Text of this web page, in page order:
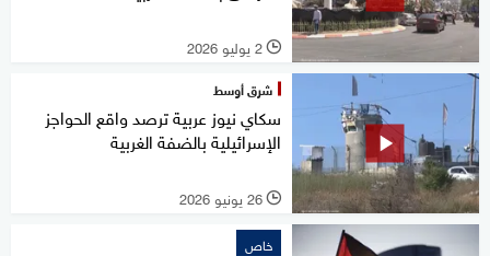
l 2 يوليو 2026
شرق أوسط
سكاي نيوز عربية ترصد واقع الحواجز
الإسرائيلية بالضفة الغربية
l 26 يونيو 2026
خاص